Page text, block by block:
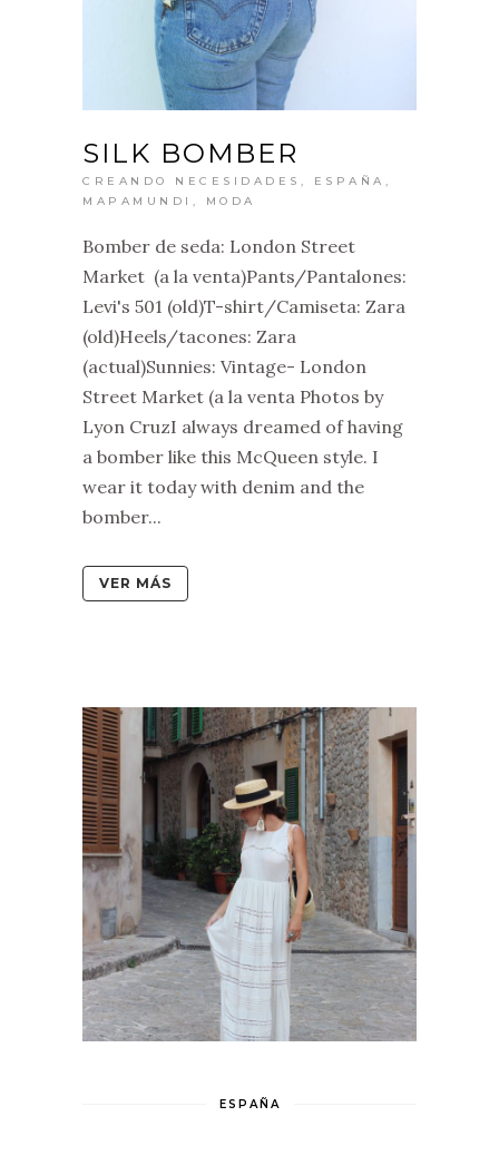
SILK BOMBER
CREANDO NECESIDADES , ESPAÑA ,
MAPAMUNDI , MODA
Bomber de seda: London Street
Market (a la venta)Pants/Pantalones:
Levi's 501 (old)T-shirt/Camiseta: Zara
(old)Heels/tacones: Zara
(actual)Sunnies: Vintage- London
Street Market (a la venta Photos by
Lyon CruzI always dreamed of having
a bomber like this McQueen style. I
wear it today with denim and the
bomber...
VER MÁS
ESPAÑA